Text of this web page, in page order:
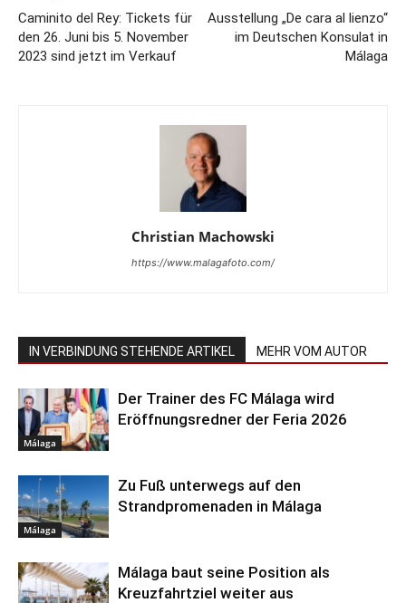
Caminito del Rey: Tickets für
den 26. Juni bis 5. November
2023 sind jetzt im Verkauf
Ausstellung „De cara al lienzo“
im Deutschen Konsulat in
Málaga
Christian Machowski
https://www.malagafoto.com/
IN VERBINDUNG STEHENDE ARTIKEL MEHR VOM AUTOR
Málaga
Der Trainer des FC Málaga wird
Eröffnungsredner der Feria 2026
Málaga
Zu Fuß unterwegs auf den
Strandpromenaden in Málaga
Málaga baut seine Position als
Kreuzfahrtziel weiter aus